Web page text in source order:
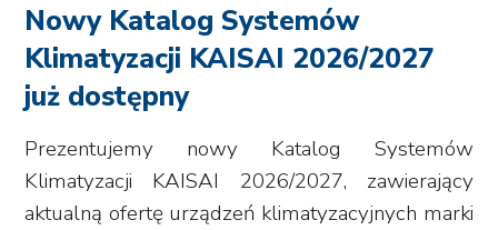
Nowy Katalog Systemów
Klimatyzacji KAISAI 2026/2027
już dostępny
Prezentujemy nowy Katalog Systemów
Klimatyzacji KAISAI 2026/2027, zawierający
aktualną ofertę urządzeń klimatyzacyjnych marki